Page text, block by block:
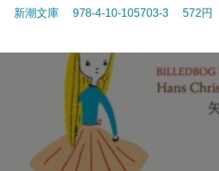
新潮文庫 978-4-10-105703-3 572円